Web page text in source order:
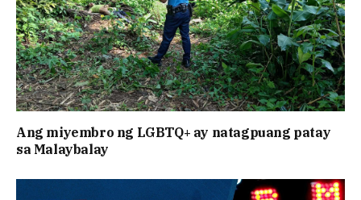
Ang miyembro ng LGBTQ+ ay natagpuang patay
sa Malaybalay